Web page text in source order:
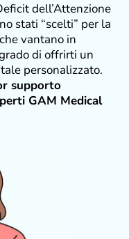
dell’Attenzione
stati “scelti” per la
vantano in
di offrirti un
personalizzato.
supporto
GAM Medical